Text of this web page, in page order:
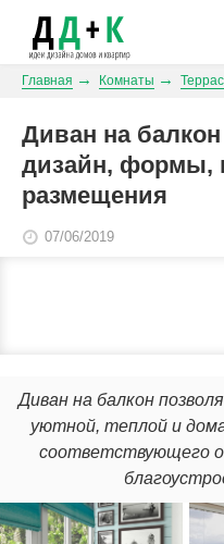
Главная Комнаты
Диван на
дизайн, формы,
размещения
07/06/2019
Диван на балкон
уютной, теплой и
соответствующего